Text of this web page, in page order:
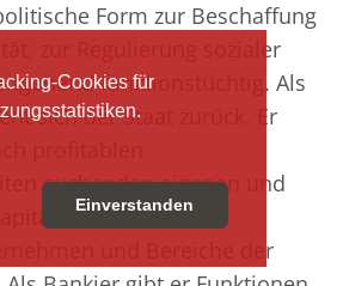
Cookies für
Einverstanden
Form zur Beschaffung
zur Regulierung sozialer
funktionstüchtig. Als
sich der Staat zurück. Er
profitablen
suchenden eigenen und
die ehedem ihm
und Bereiche der